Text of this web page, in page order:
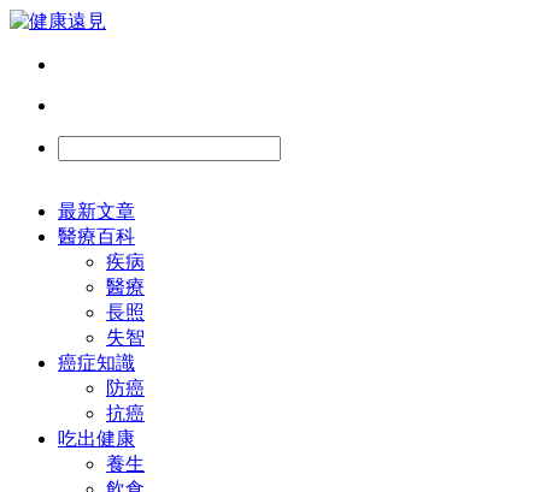
最新文章
醫療百科
疾病
醫療
長照
失智
癌症知識
防癌
抗癌
吃出健康
養生